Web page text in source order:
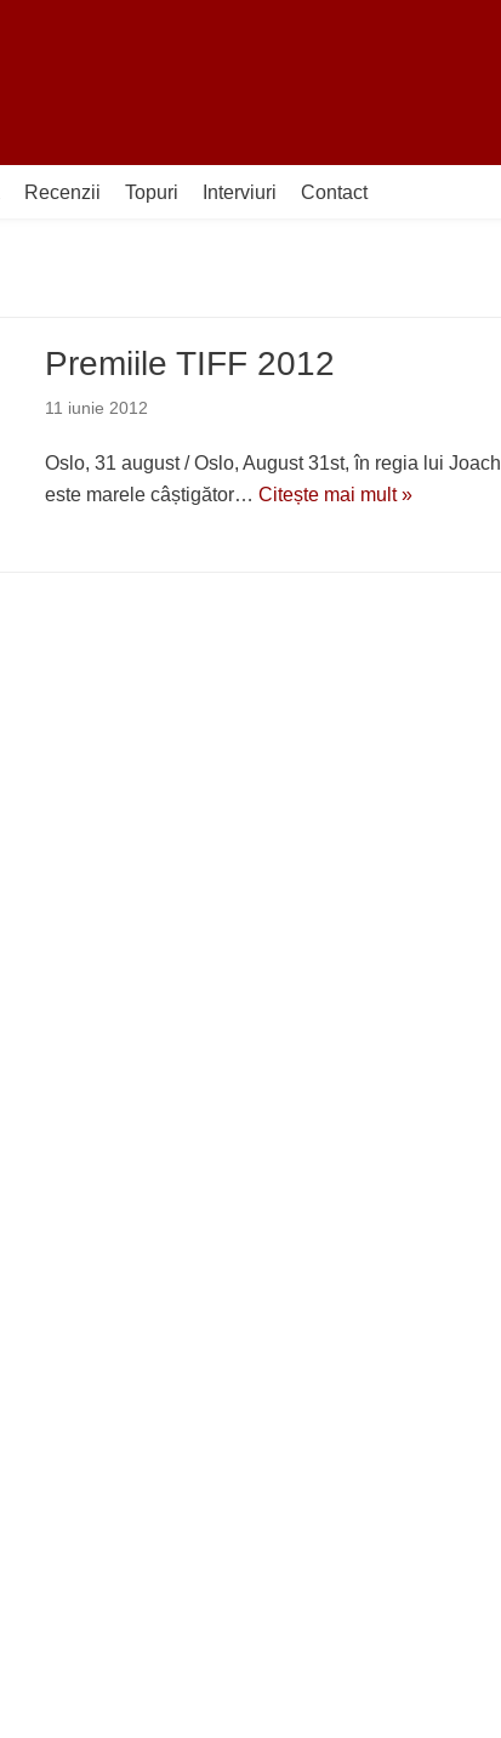
Recenzii Topuri Interviuri Contact
Premiile TIFF 2012
11 iunie 2012
Oslo, 31 august / Oslo, August 31st, în regia lui
este marele câștigător… Citește mai mult »